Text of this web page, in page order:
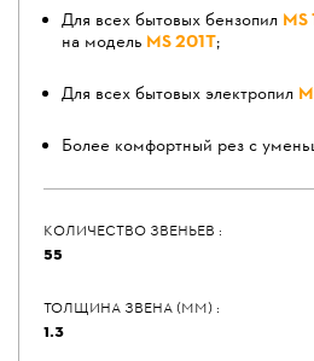
Для всех бытовых бензопил MS
на модель MS 201T;
Для всех бытовых электропил
Более комфортный рез с
КОЛИЧЕСТВО ЗВЕНЬЕВ :
55
ТОЛЩИНА ЗВЕНА (ММ) :
1.3